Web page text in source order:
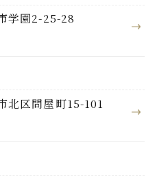
学園2-25-28
北区問屋町15-101